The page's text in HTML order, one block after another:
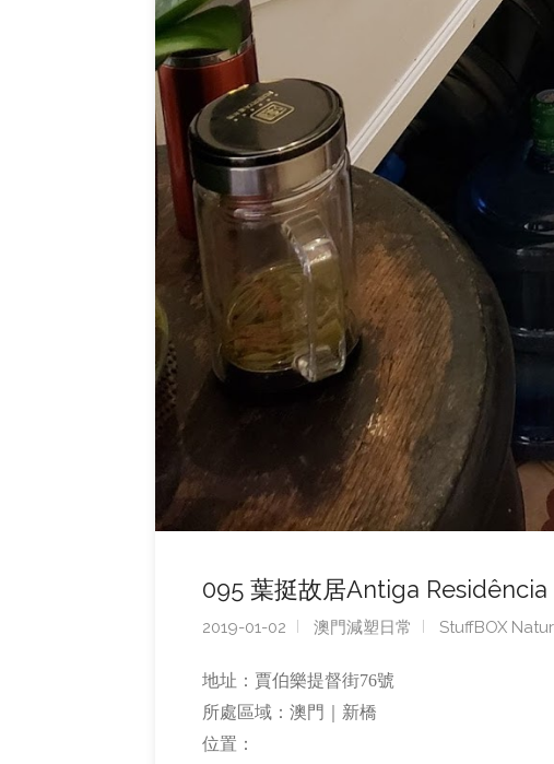
095 葉挺故居Antiga
2019-01-02 澳門減塑日常 StuffBOX
地址：賈伯樂提督街76號
所處區域：澳門｜新橋
位置：